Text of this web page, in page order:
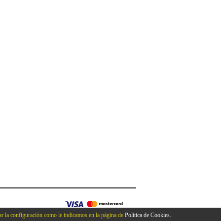
la configuración como le indicamos en la página de Política de Cookies.